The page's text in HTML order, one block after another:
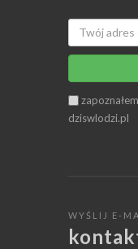
dziswlodzi.pl
WYŚLIJ E-